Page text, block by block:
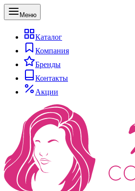
Меню
Каталог
Компания
Бренды
Контакты
Акции